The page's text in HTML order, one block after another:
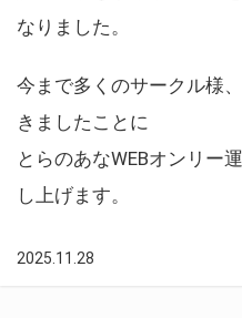
なりました。
今まで多くのサークル様
きましたことに
とらのあなWEBオンリー
し上げます。
2025.11.28